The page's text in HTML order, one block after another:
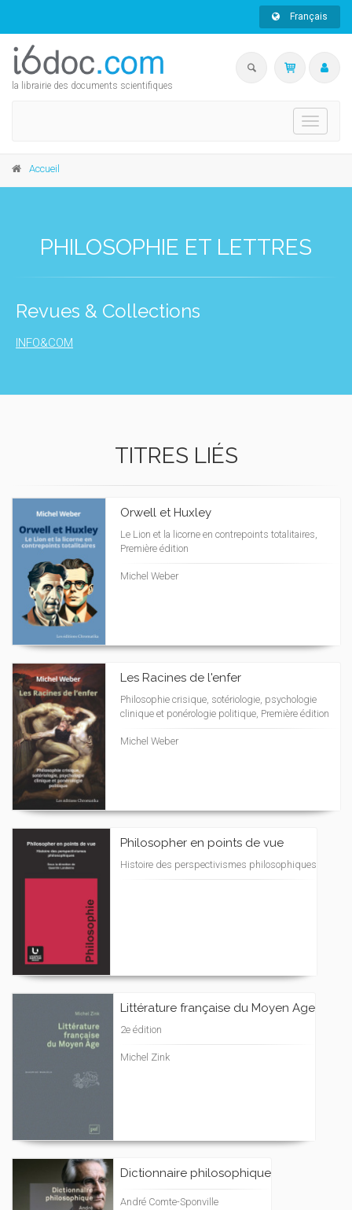
Français
la librairie des documents scientifiques
Toggle
Accueil
PHILOSOPHIE ET LETTRES
Revues & Collections
INFO&COM
TITRES LIÉS
Orwell et Huxley
Le Lion et la licorne en contrepoints totalitaires,
Première édition
Michel Weber
Les Racines de l'enfer
Philosophie crisique, sotériologie, psychologie
clinique et ponérologie politique, Première édition
Michel Weber
Philosopher en points de vue
Histoire des perspectivismes philosophiques
Littérature française du Moyen Age
2e édition
Michel Zink
Dictionnaire philosophique
André Comte-Sponville